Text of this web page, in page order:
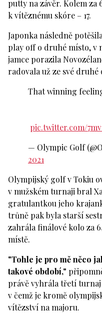
putty na závěr. Kolem za
k vítěznému skóre – 17.
Japonka následně
play off o druhé místo, v
jamce porazila
radovala už ze své
That winning
pic.twitter.com/
— Olympic Golf
2021
Olympijský golf v Tokiu
v mužském turnaji bral
gratulantkou jeho
trůně pak byla starší
zahrála finálové kolo za
místě.
"Tohle je pro mě něco
takové období,"
právě vyhrála třetí
v čemž je kromě
vítězství na majoru.